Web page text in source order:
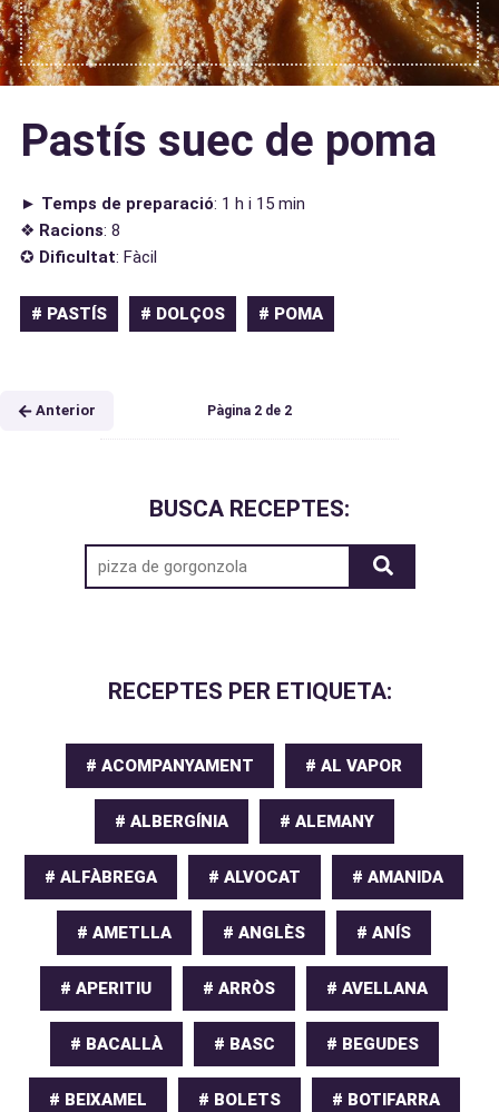
Pastís suec de poma
► Temps de preparació: 1 h i 15 min
❖ Racions: 8
✪ Dificultat: Fàcil
# PASTÍS # DOLÇOS # POMA
Anterior Pàgina 2 de 2
BUSCA RECEPTES:
RECEPTES PER ETIQUETA:
# ACOMPANYAMENT # AL VAPOR
# ALBERGÍNIA # ALEMANY
# ALFÀBREGA # ALVOCAT # AMANIDA
# AMETLLA # ANGLÈS # ANÍS
# APERITIU # ARRÒS # AVELLANA
# BACALLÀ # BASC # BEGUDES
# BEIXAMEL # BOLETS # BOTIFARRA